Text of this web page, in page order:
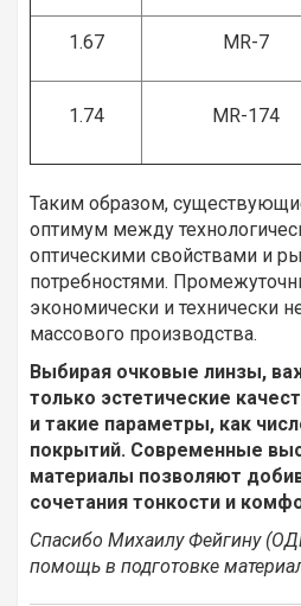
1.67 MR-7
1.74 MR-174
Таким образом,
оптимум между
оптическими свойствами и
потребностями.
экономически и технически
массового производства.
Выбирая очковые линзы,
только эстетические
и такие параметры, как
покрытий. Современные
материалы позволяют
сочетания тонкости и
Спасибо Михаилу Фейгину
помощь в подготовке